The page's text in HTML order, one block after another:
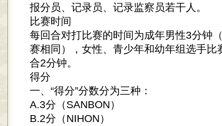
报分员、记录员、记录监察员若干人。
比赛时间
每回合对打比赛的时间为成年男性3分钟
赛相同），女性、青少年和幼年组选手比
合2分钟。
得分
一、“得分”分数分为三种：
A.3分（SANBON）
B.2分（NIHON）